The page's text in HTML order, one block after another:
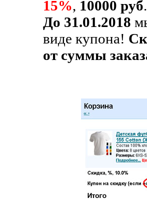
15%, 10000 руб
До 31.01.2018
виде купона!
от суммы